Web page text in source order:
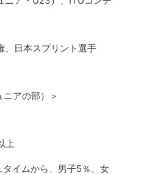
、日本スプリント選手
アの部）＞
上
タイムから、男子5％、女